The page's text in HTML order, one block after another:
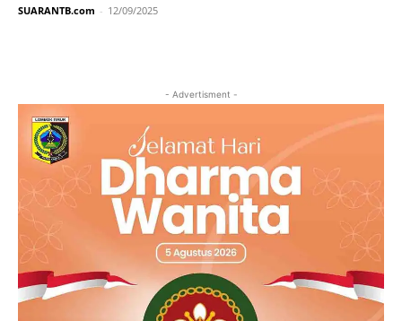
SUARANTB.com - 12/09/2025
- Advertisment -